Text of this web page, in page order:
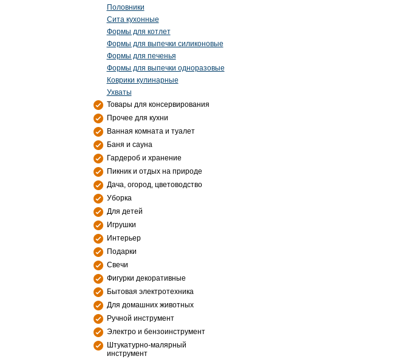
Половники
Сита кухонные
Формы для котлет
Формы для выпечки силиконовые
Формы для печенья
Формы для выпечки одноразовые
Коврики кулинарные
Ухваты
Товары для консервирования
Прочее для кухни
Ванная комната и туалет
Баня и сауна
Гардероб и хранение
Пикник и отдых на природе
Дача, огород, цветоводство
Уборка
Для детей
Игрушки
Интерьер
Подарки
Свечи
Фигурки декоративные
Бытовая электротехника
Для домашних животных
Ручной инструмент
Электро и бензоинструмент
Штукатурно-малярный
инструмент